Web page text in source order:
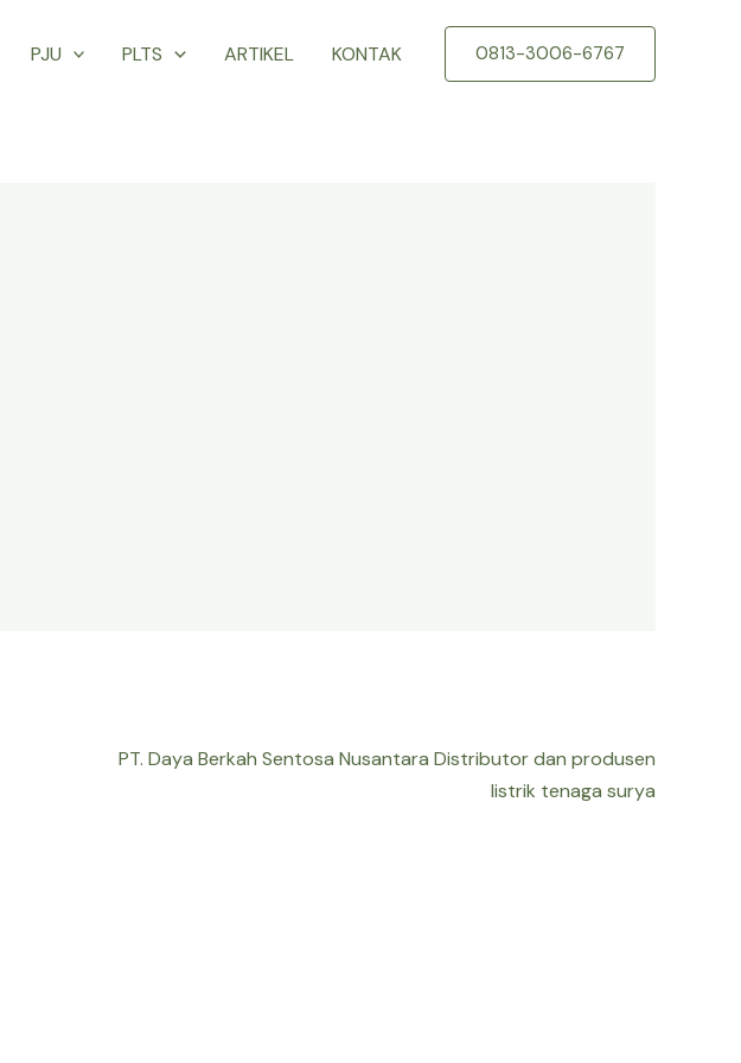
PJU PLTS ARTIKEL KONTAK 0813-3006-6767
PT. Daya Berkah Sentosa Nusantara Distributor dan produsen
listrik tenaga surya